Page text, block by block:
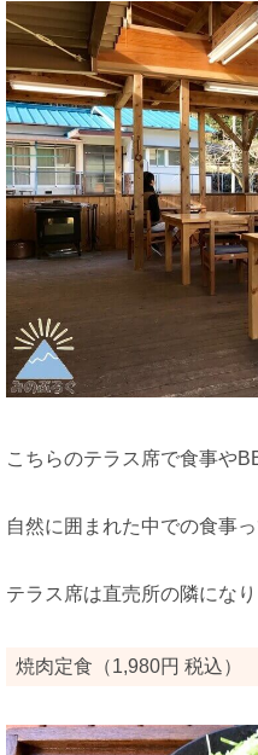
こちらのテラス席で食事や
自然に囲まれた中での食事
テラス席は直売所の隣になり
焼肉定食（1,980円 税込）